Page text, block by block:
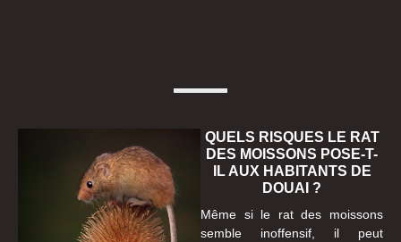
QUELS RISQUES LE RAT
DES MOISSONS POSE-T-
IL AUX HABITANTS DE
DOUAI ?
Même si le rat des moissons
semble inoffensif, il peut